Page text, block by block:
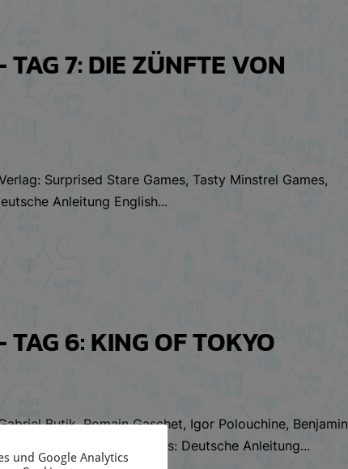
7: DIE ZÜNFTE VON
Surprised Stare Games, Tasty Minstrel Games,
Anleitung English...
6: KING OF TOKYO
Butik, Romain Gaschet, Igor Polouchine, Benjamin
Verlag: Iello Downloads: Deutsche Anleitung...
und Google Analytics